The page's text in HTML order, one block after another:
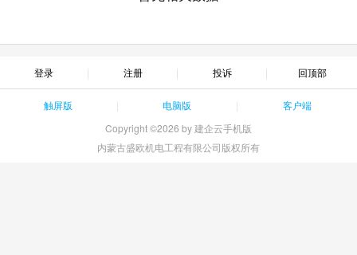
登录 注册 投诉 回顶部
触屏版 电脑版
客户端
Copyright ©2026 by 建企云手机版
内蒙古盛欧机电工程有限公司版权所有